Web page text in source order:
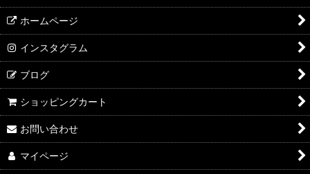
ホームページ
インスタグラム
ブログ
ショッピングカート
お問い合わせ
マイページ